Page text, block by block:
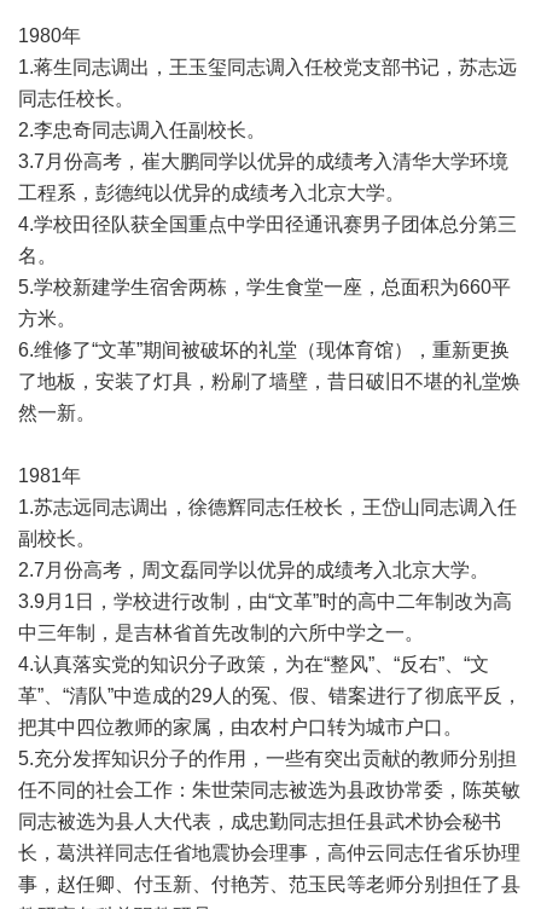
1980年
1.蒋生同志调出，王玉玺同志调入任校党支部书记，苏志远
同志任校长。
2.李忠奇同志调入任副校长。
3.7月份高考，崔大鹏同学以优异的成绩考入清华大学环境
工程系，彭德纯以优异的成绩考入北京大学。
4.学校田径队获全国重点中学田径通讯赛男子团体总分第三
名。
5.学校新建学生宿舍两栋，学生食堂一座，总面积为660平
方米。
6.维修了“文革”期间被破坏的礼堂（现体育馆），重新更换
了地板，安装了灯具，粉刷了墙壁，昔日破旧不堪的礼堂焕
然一新。
1981年
1.苏志远同志调出，徐德辉同志任校长，王岱山同志调入任
副校长。
2.7月份高考，周文磊同学以优异的成绩考入北京大学。
3.9月1日，学校进行改制，由“文革”时的高中二年制改为高
中三年制，是吉林省首先改制的六所中学之一。
4.认真落实党的知识分子政策，为在“整风”、“反右”、“文
革”、“清队”中造成的29人的冤、假、错案进行了彻底平反，
把其中四位教师的家属，由农村户口转为城市户口。
5.充分发挥知识分子的作用，一些有突出贡献的教师分别担
任不同的社会工作：朱世荣同志被选为县政协常委，陈英敏
同志被选为县人大代表，成忠勤同志担任县武术协会秘书
长，葛洪祥同志任省地震协会理事，高仲云同志任省乐协理
事，赵任卿、付玉新、付艳芳、范玉民等老师分别担任了县